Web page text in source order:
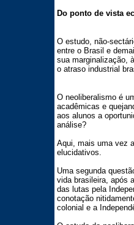
Do ponto de vista
O estudo, não-
entre o Brasil e
sua marginalização,
o atraso industrial
O neoliberalismo é
acadêmicas e
aos alunos a
análise?
Aqui, mais uma vez
elucidativos.
Uma segunda
vida brasileira, após
das lutas pela
conotação
colonial e a